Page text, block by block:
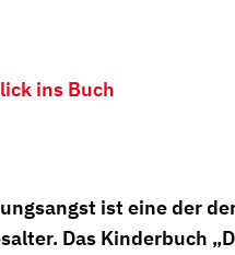
ins Buch
ist eine der
Das Kinderbuch